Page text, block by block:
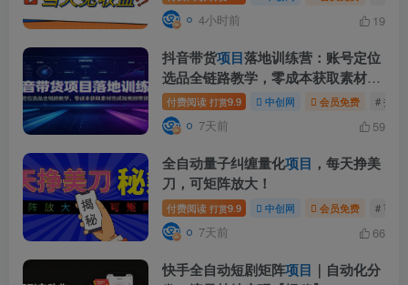
4小时前 19
抖音带货项目落地训练营：账号定位
选品全链路教学，零成本获取素材完
成短视频带货起号
付费阅读 打赏9.9 中创网 会员免费 # 抖音
7天前 59
全自动量子纠缠量化项目 ，每天挣美
刀，可矩阵放大！
付费阅读 打赏9.9 中创网 会员免费 # 可矩
7天前 66
快手全自动短剧矩阵项目 ｜自动化分